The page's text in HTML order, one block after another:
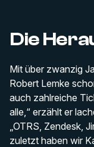
Die
Mit über zwanzig
Robert Lemke
auch zahlreiche
alle,“ erzählt er
„OTRS, Zendesk,
zuletzt haben wir